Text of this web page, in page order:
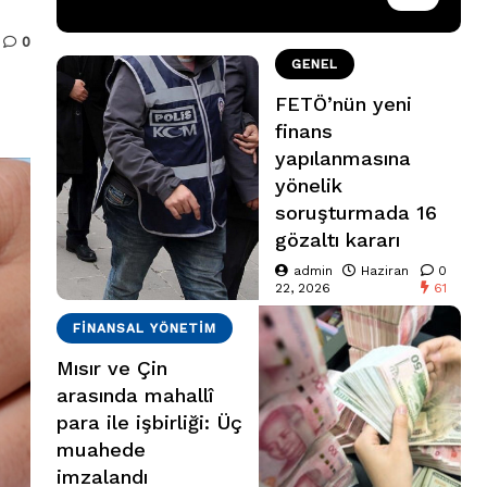
0
GENEL
FETÖ’nün yeni
finans
yapılanmasına
yönelik
soruşturmada 16
gözaltı kararı
admin
Haziran
22, 2026
0
61
FINANSAL YÖNETIM
Mısır ve Çin
arasında mahallî
para ile işbirliği: Üç
muahede
imzalandı